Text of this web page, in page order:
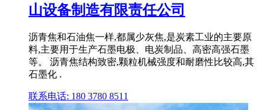
山设备制造有限责任公司
沥青焦和石油焦一样,都属少灰焦,是炭素工业的主要原
料,主要用于生产石墨电极、电炭制品、高密高强石墨
等。 沥青焦结构致密,颗粒机械强度和耐磨性比较高,其
石墨化 .
联系电话: 180 3780 8511